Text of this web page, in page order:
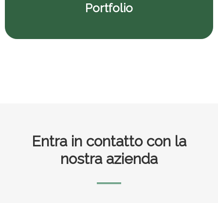
Portfolio
FooterEntra in contatto con la
nostra azienda